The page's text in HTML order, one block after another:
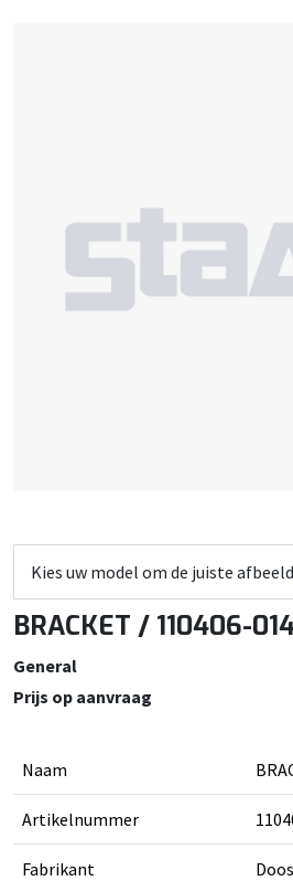
BRACKET / 110406-
General
Prijs op aanvraag
Naam
Artikelnummer
Fabrikant